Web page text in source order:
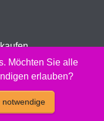
Jetzt günstig und
Möchten Sie alle
erlauben?
notwendige